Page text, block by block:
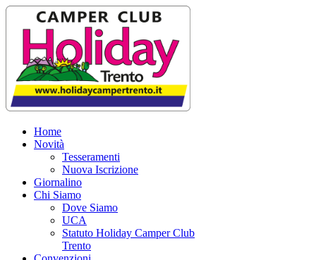
Home
Novità
Tesseramenti
Nuova Iscrizione
Giornalino
Chi Siamo
Dove Siamo
UCA
Statuto Holiday Camper Club
Trento